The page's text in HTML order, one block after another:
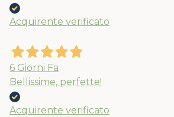
Acquirente verificato
6 Giorni Fa
Bellissime, perfette!
Acquirente verificato